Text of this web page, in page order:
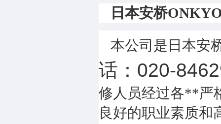
日本安桥
本公司是日本安
话：020-
修人员经过各**严
良好的职业素质